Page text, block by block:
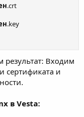
.crt
.key
Входим
сертификата и
в Vesta: